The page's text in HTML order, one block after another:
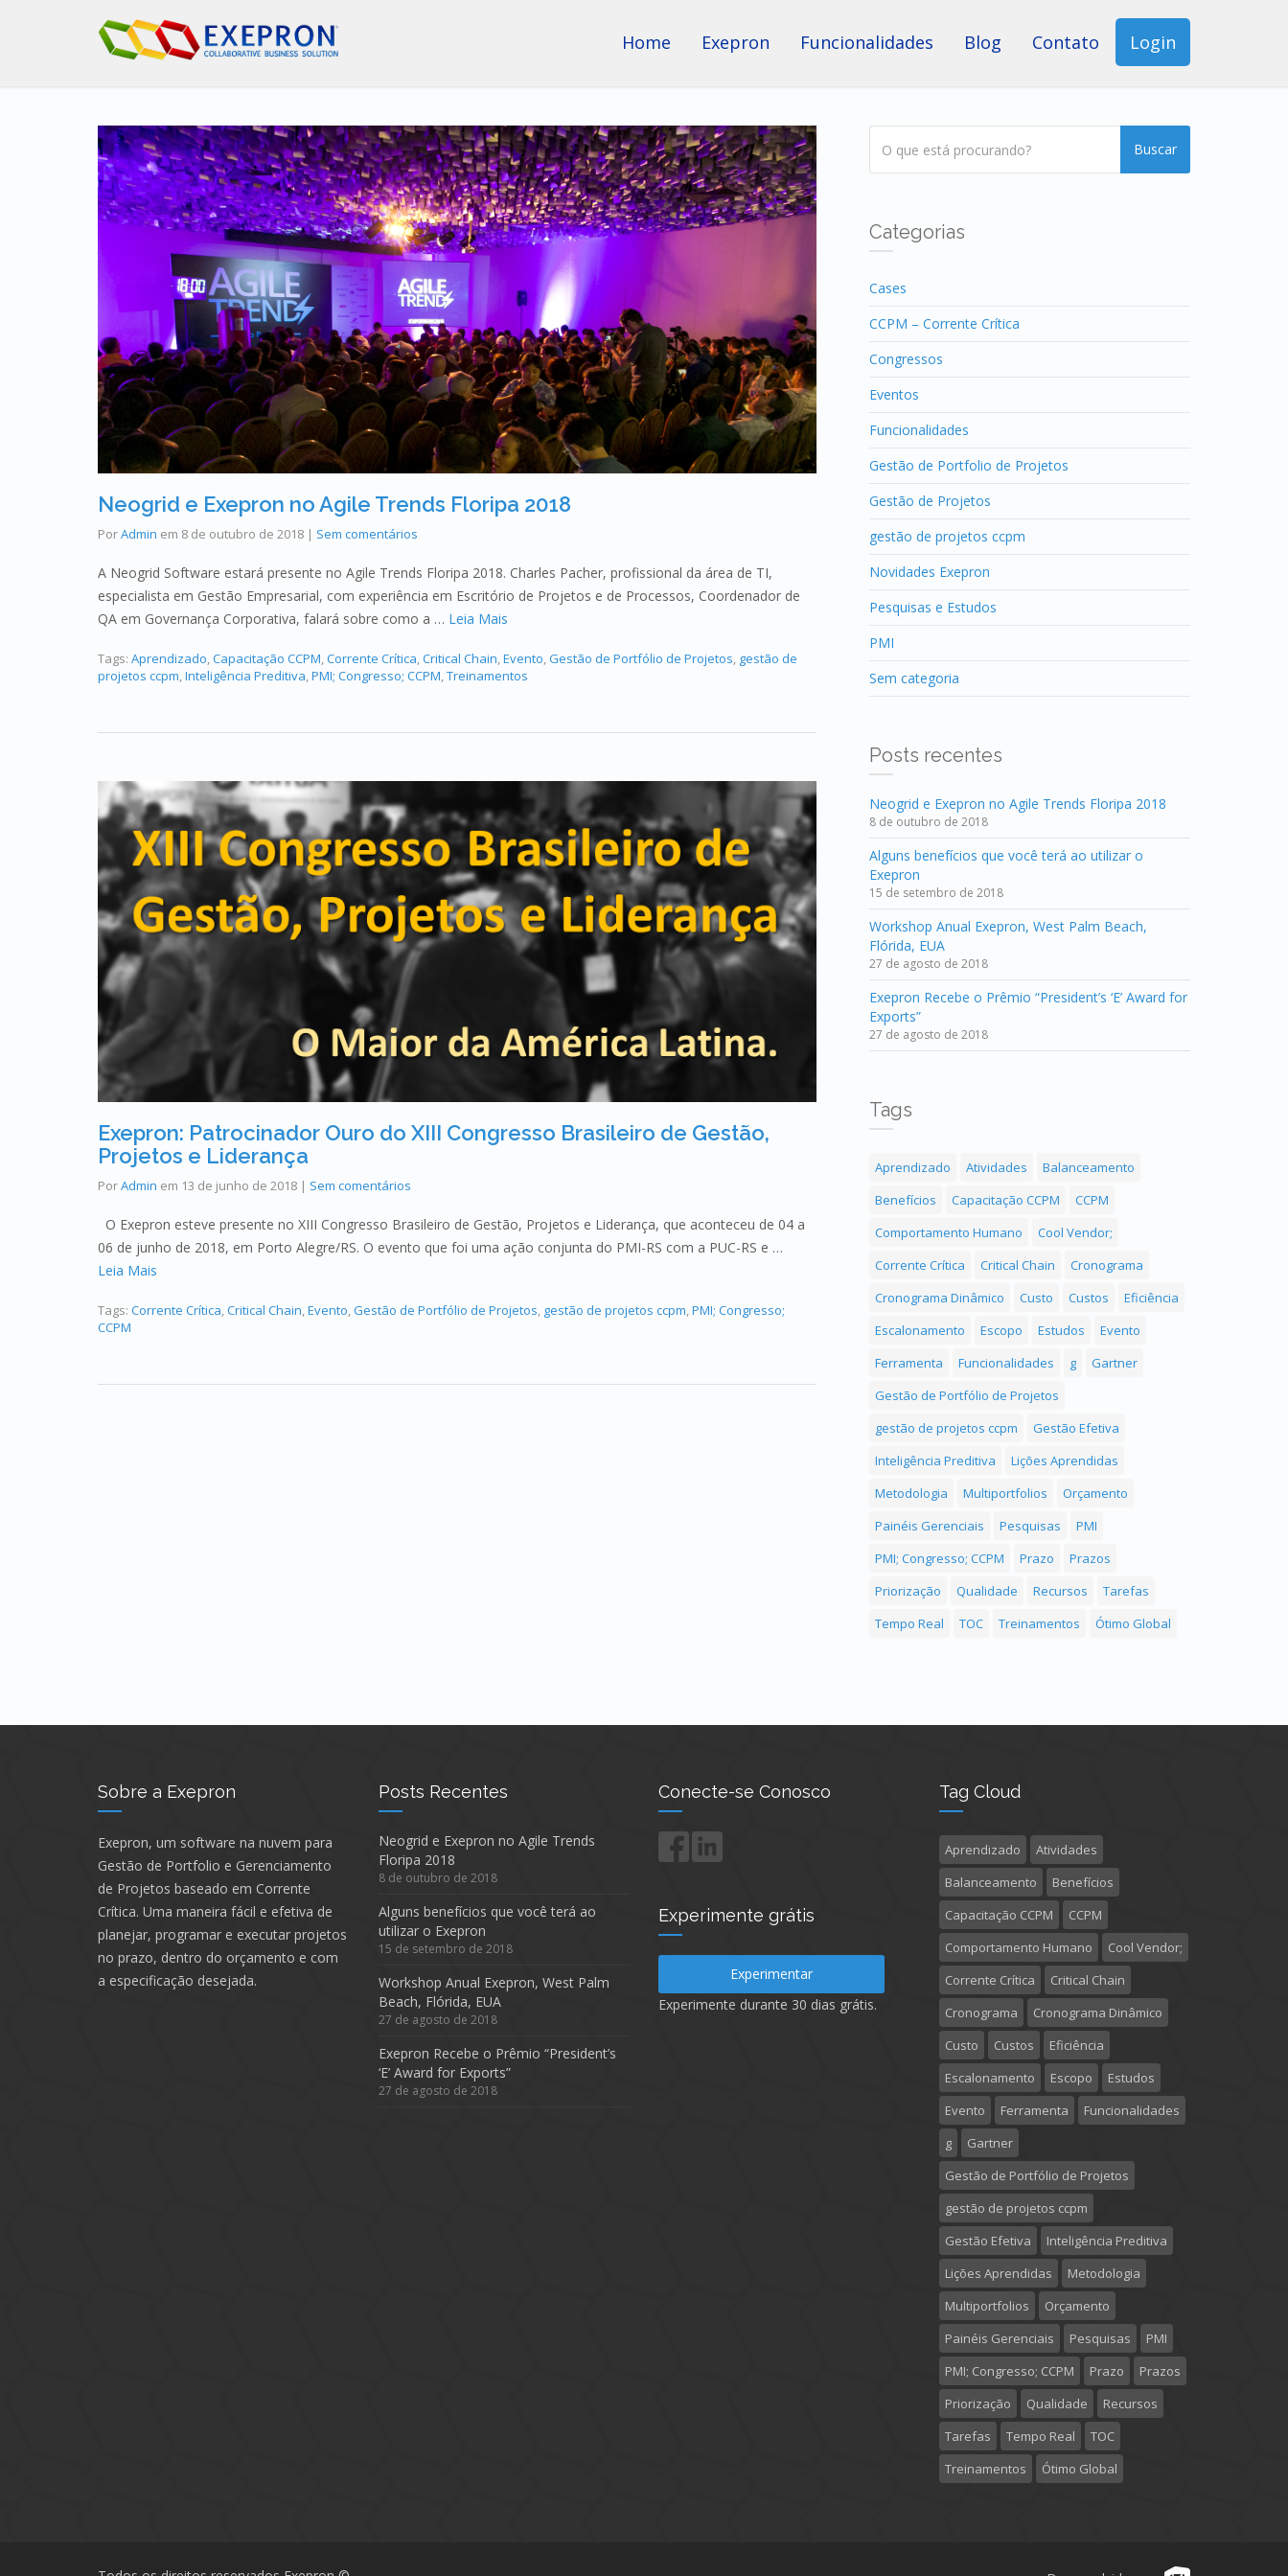
Home Exepron Funcionalidades Blog Contato Login
Neogrid e Exepron no Agile Trends Floripa 2018
PorAdmin em 8 de outubro de 2018 | Sem comentários
A Neogrid Software estará presente no Agile Trends Floripa 2018. Charles Pacher, profissional da área de TI,
especialista em Gestão Empresarial, com experiência em Escritório de Projetos e de Processos, Coordenador de
QA em Governança Corporativa, falará sobre como a … Leia Mais
Tags: Aprendizado,Capacitação CCPM,Corrente Crítica,Critical Chain,Evento,Gestão de Portfólio de Projetos, gestão de
projetos ccpm,Inteligência Preditiva,PMI; Congresso; CCPM,Treinamentos
Exepron: Patrocinador Ouro do XIII Congresso Brasileiro de Gestão,
Projetos e Liderança
PorAdmin em 13 de junho de 2018 | Sem comentários
O Exepron esteve presente no XIII Congresso Brasileiro de Gestão, Projetos e Liderança, que aconteceu de 04 a
06 de junho de 2018, em Porto Alegre/RS. O evento que foi uma ação conjunta do PMI-RS com a PUC-RS e …
Leia Mais
Tags: Corrente Crítica Critical Chain Evento Gestão de Portfólio de Projetos gestão de projetos ccpm PMI; Congresso;
CCPM
Buscar
Categorias
Cases
CCPM – Corrente Crítica
Congressos
Eventos
Funcionalidades
Gestão de Portfolio de Projetos
Gestão de Projetos
gestão de projetos ccpm
Novidades Exepron
Pesquisas e Estudos
PMI
Sem categoria
Posts recentes
Neogrid e Exepron no Agile Trends Floripa 2018
8 de outubro de 2018
Alguns benefícios que você terá ao utilizar o
Exepron
15 de setembro de 2018
Workshop Anual Exepron, West Palm Beach,
Flórida, EUA
27 de agosto de 2018
Exepron Recebe o Prêmio “President’s ‘E’ Award for
Exports”
27 de agosto de 2018
Tags
Aprendizado Atividades
Balanceamento
Benefícios
Capacitação CCPM
CCPM
Comportamento Humano
Cool Vendor;
Corrente Crítica
Critical Chain
Cronograma
Cronograma Dinâmico
Custo Custos
Eficiência
Escalonamento
Escopo Estudos
Evento
Ferramenta
Funcionalidades g
Gartner
Gestão de Portfólio de Projetos
gestão de projetos ccpm
Gestão Efetiva
Inteligência Preditiva
Lições Aprendidas
Metodologia
Multiportfolios
Orçamento
Painéis Gerenciais
Pesquisas
PMI
PMI; Congresso; CCPM
Prazo
Prazos
Priorização
Qualidade Recursos
Tarefas
Tempo Real
TOC Treinamentos Ótimo Global
Sobre a Exepron
Exepron, um software na nuvem para
Gestão de Portfolio e Gerenciamento
de Projetos baseado em Corrente
Crítica. Uma maneira fácil e efetiva de
planejar, programar e executar projetos
no prazo, dentro do orçamento e com
a especificação desejada.
Posts Recentes
Neogrid e Exepron no Agile Trends
Floripa 2018
8 de outubro de 2018
Alguns benefícios que você terá ao
utilizar o Exepron
15 de setembro de 2018
Workshop Anual Exepron, West Palm
Beach, Flórida, EUA
27 de agosto de 2018
Exepron Recebe o Prêmio “President’s
‘E’ Award for Exports”
27 de agosto de 2018
Conecte-se Conosco
Experimente grátis
Experimentar
Experimente durante 30 dias grátis.
Tag Cloud
Aprendizado
Atividades
Balanceamento
Benefícios
Capacitação CCPM
CCPM
Comportamento Humano
Cool Vendor;
Corrente Crítica
Critical Chain
Cronograma
Cronograma Dinâmico
Custo
Custos
Eficiência
Escalonamento
Escopo
Estudos
Evento
Ferramenta
Funcionalidades
g
Gartner
Gestão de Portfólio de Projetos
gestão de projetos ccpm
Gestão Efetiva
Inteligência Preditiva
Lições Aprendidas
Metodologia
Multiportfolios
Orçamento
Painéis Gerenciais
Pesquisas
PMI
PMI; Congresso; CCPM
Prazo
Prazos
Priorização
Qualidade
Recursos
Tarefas
Tempo Real
TOC
Treinamentos
Ótimo Global